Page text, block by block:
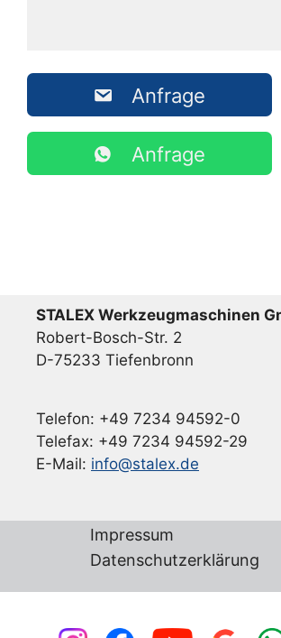
Anfrage
Anfrage
STALEX Werkzeugmaschinen
Robert-Bosch-Str. 2
D-75233 Tiefenbronn
Telefon: +49 7234 94592-0
Telefax: +49 7234 94592-29
E-Mail: info@stalex.de
Impressum
Datenschutzerklärung